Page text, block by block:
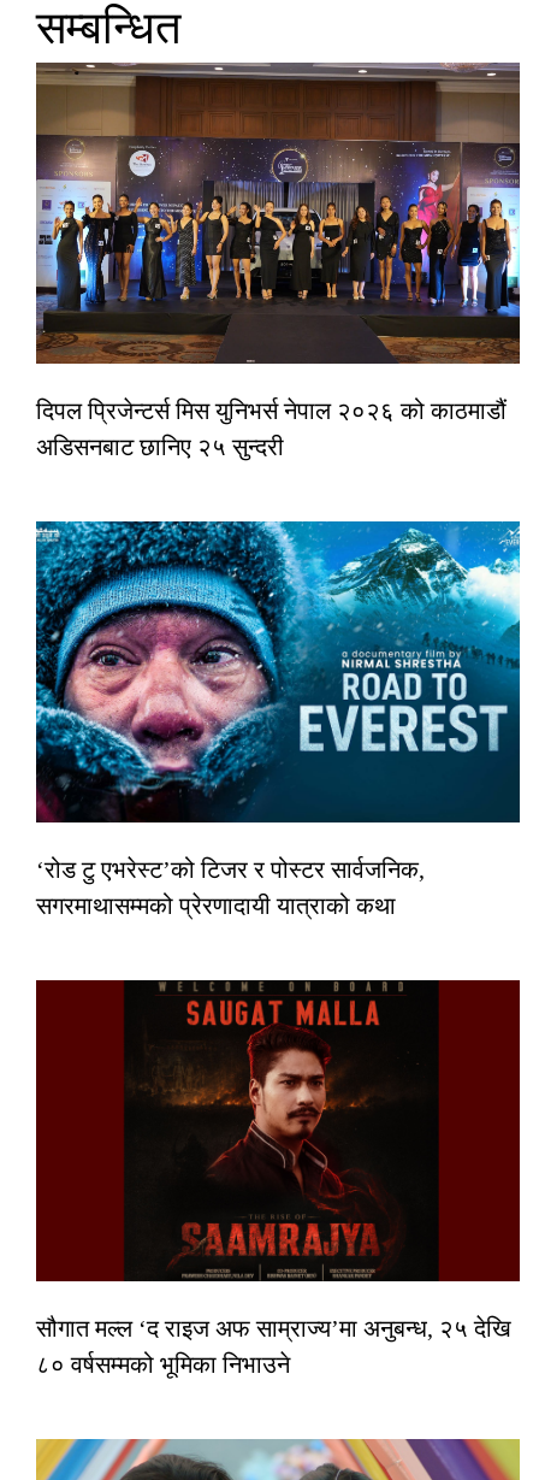
सम्बन्धित
दिपल प्रिजेन्टर्स मिस युनिभर्स नेपाल २०२६ को काठमाडौं
अडिसनबाट छानिए २५ सुन्दरी
‘रोड टु एभरेस्ट’को टिजर र पोस्टर सार्वजनिक,
सगरमाथासम्मको प्रेरणादायी यात्राको कथा
सौगात मल्ल ‘द राइज अफ साम्राज्य’मा अनुबन्ध, २५ देखि
८० वर्षसम्मको भूमिका निभाउने